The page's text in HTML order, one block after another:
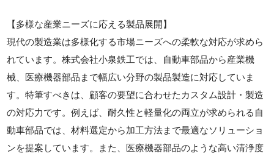
【多様な産業ニーズに応える製品展開】
現代の製造業は多様化する市場ニーズへの柔軟な対応が求めら
れています。株式会社小泉鉄工では、自動車部品から産業機
械、医療機器部品まで幅広い分野の製品製造に対応していま
す。特筆すべきは、顧客の要望に合わせたカスタム設計・製造
の対応力です。例えば、耐久性と軽量化の両立が求められる自
動車部品では、材料選定から加工方法まで最適なソリューショ
ンを提案しています。また、医療機器部品のような高い清浄度